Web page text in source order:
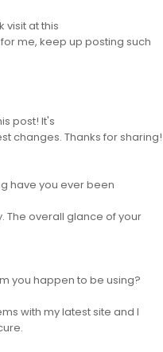
visit at this
me, keep up posting such
post! It's
changes. Thanks for sharing!
have you ever been
The overall glance of your
you happen to be using?
with my latest site and I